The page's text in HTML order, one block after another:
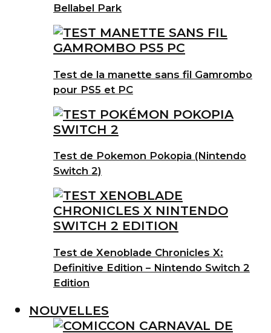
Bellabel Park
Test de la manette sans fil Gamrombo
pour PS5 et PC
Test de Pokemon Pokopia (Nintendo
Switch 2)
Test de Xenoblade Chronicles X:
Definitive Edition – Nintendo Switch 2
Edition
NOUVELLES